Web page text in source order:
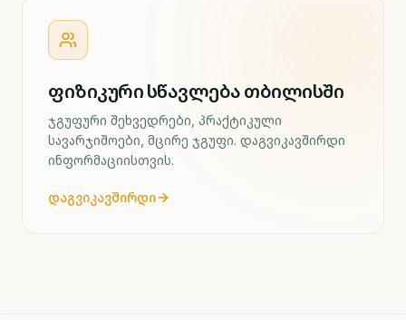
ფიზიკური სწავლება თბილისში
ჯგუფური შეხვედრები, პრაქტიკული
სავარჯიშოები, მცირე ჯგუფი. დაგვიკავშირდი
ინფორმაციისთვის.
დაგვიკავშირდი